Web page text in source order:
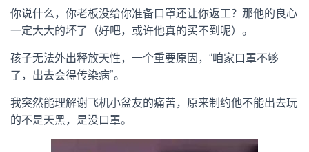
你说什么，你老板没给你准备口罩还让你返工？那他的良心
一定大大的坏了（好吧，或许他真的买不到呢）。
孩子无法外出释放天性，一个重要原因，“咱家口罩不够
了，出去会得传染病”。
我突然能理解谢飞机小盆友的痛苦，原来制约他不能出去玩
的不是天黑，是没口罩。